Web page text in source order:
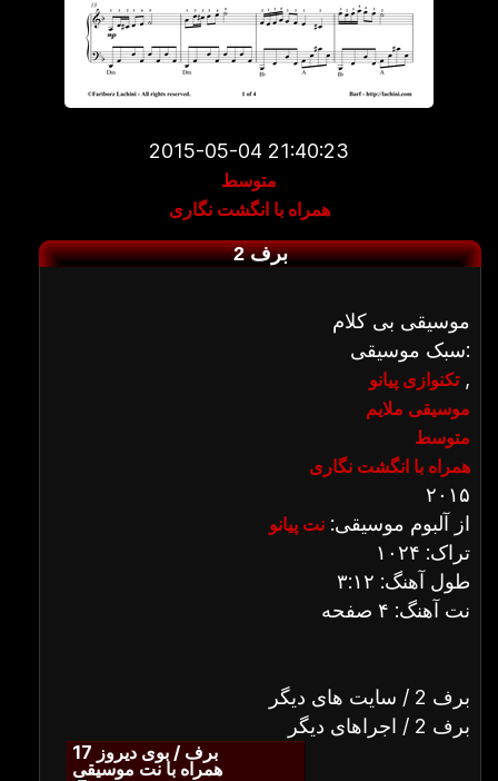
2015-05-04 21:40:23
متوسط
همراه با انگشت نگاری
برف 2
موسیقی بی کلام
سبک موسیقی:
تکنوازی پیانو,
موسیقی ملایم
متوسط
همراه با انگشت نگاری
۲۰۱۵
از آلبوم موسیقی: نت پیانو
تراک: ۱۰۲۴
طول آهنگ: ۳:۱۲
نت آهنگ: ۴ صفحه
برف 2 / سایت های دیگر
برف 2 / اجراهای دیگر
برف / بوی دیروز 17
همراه با نت موسیقی